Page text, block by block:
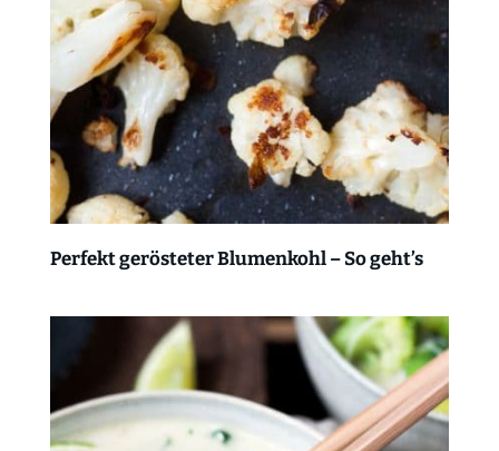
Perfekt gerösteter Blumenkohl – So geht’s